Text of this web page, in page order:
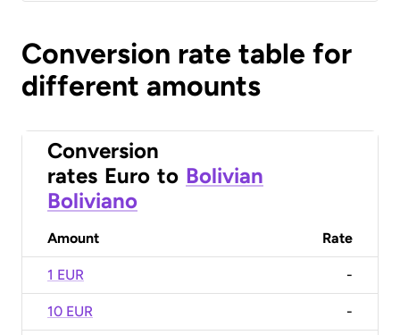
Conversion rate table for
different amounts
Conversion
rates Euro to Bolivian
Boliviano
Amount Rate
1 EUR -
10 EUR -